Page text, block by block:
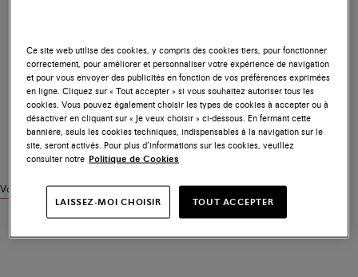
Voir des produits similaires
Ce site web utilise des cookies, y compris des cookies tiers, pour fonctionner
correctement, pour améliorer et personnaliser votre expérience de navigation
et pour vous envoyer des publicités en fonction de vos préférences exprimées
en ligne. Cliquez sur « Tout accepter » si vous souhaitez autoriser tous les
cookies. Vous pouvez également choisir les types de cookies à accepter ou à
désactiver en cliquant sur « Je veux choisir » ci-dessous. En fermant cette
bannière, seuls les cookies techniques, indispensables à la navigation sur le
site, seront activés. Pour plus d’informations sur les cookies, veuillez
consulter notre Politique de Cookies
LAISSEZ-MOI CHOISIR TOUT ACCEPTER